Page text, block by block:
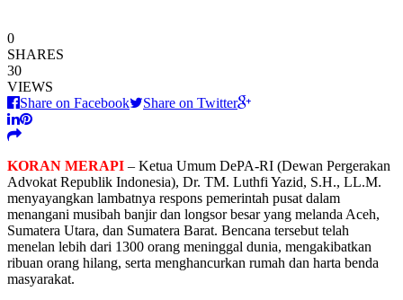
0
SHARES
30
VIEWS
Share on Facebook
Share on Twitter
KORAN MERAPI – Ketua Umum DePA-RI (Dewan Pergerakan
Advokat Republik Indonesia), Dr. TM. Luthfi Yazid, S.H., LL.M.
menyayangkan lambatnya respons pemerintah pusat dalam
menangani musibah banjir dan longsor besar yang melanda Aceh,
Sumatera Utara, dan Sumatera Barat. Bencana tersebut telah
menelan lebih dari 1300 orang meninggal dunia, mengakibatkan
ribuan orang hilang, serta menghancurkan rumah dan harta benda
masyarakat.